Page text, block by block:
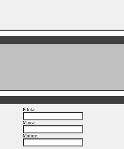
Pilota:
Marca:
Motore: